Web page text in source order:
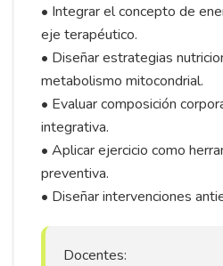
• Integrar el concepto de
eje terapéutico.
• Diseñar estrategias
metabolismo mitocondrial.
• Evaluar composición
integrativa.
• Aplicar ejercicio como
preventiva.
• Diseñar intervenciones
Docentes: